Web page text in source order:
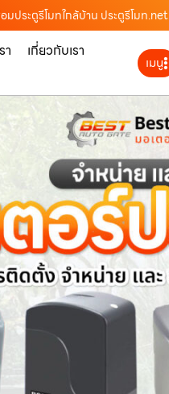
มประตูรีโมทใกล้บ้าน ประตูรีโมท.net
า
เกี่ยวกับเรา
เมนู